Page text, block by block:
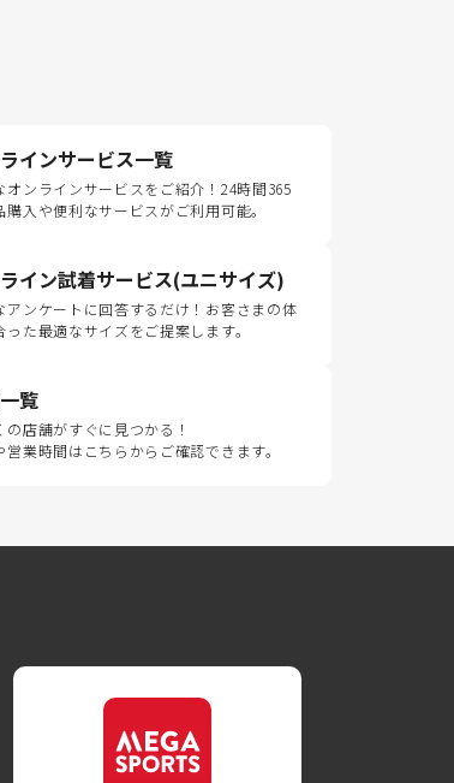
インサービス一覧
オンラインサービスをご紹介！24時間365
購入や便利なサービスがご利用可能。
イン試着サービス(ユニサイズ)
アンケートに回答するだけ！お客さまの体
った最適なサイズをご提案します。
覧
の店舗がすぐに見つかる！
営業時間はこちらからご確認できます。